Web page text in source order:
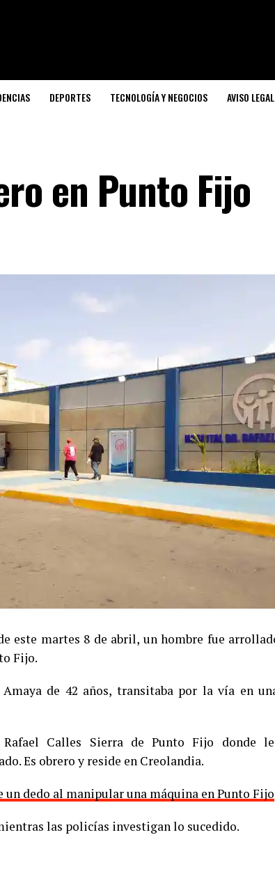
DEPORTES TECNOLOGÍA Y NEGOCIOS AVISO LEGAL
en Punto Fijo
este martes 8 de abril, un hombre fue
Fijo.
de 42 años, transitaba por la vía en
Calles Sierra de Punto Fijo donde
Es obrero y reside en Creolandia.
un dedo al manipular una máquina en Punto Fijo
las policías investigan lo sucedido.